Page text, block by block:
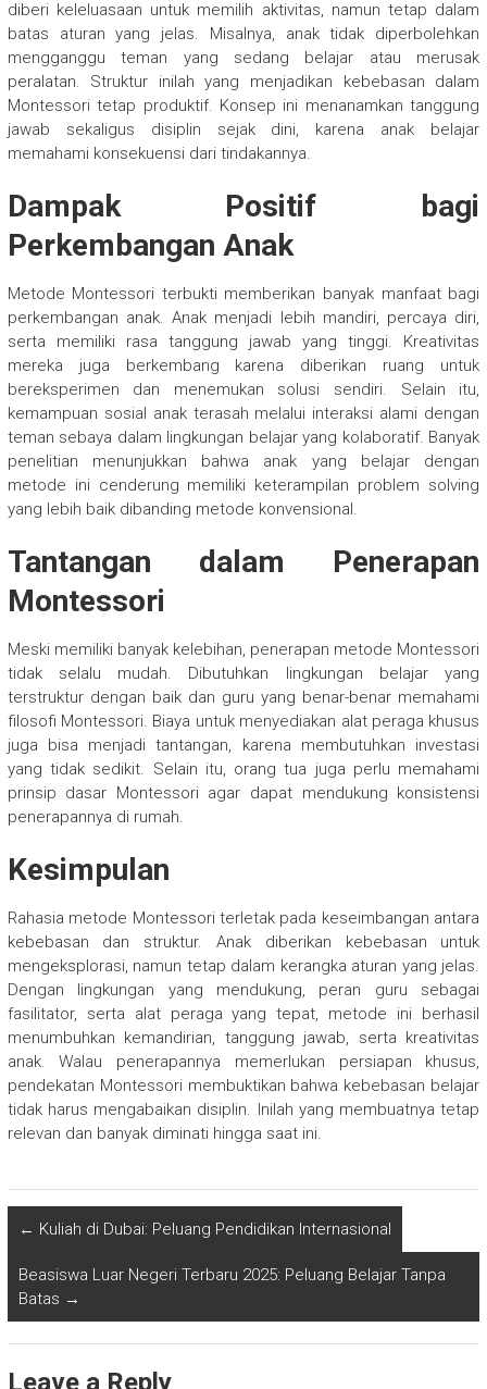
diberi keleluasaan untuk memilih aktivitas, namun tetap dalam
batas aturan yang jelas. Misalnya, anak tidak diperbolehkan
mengganggu teman yang sedang belajar atau merusak
peralatan. Struktur inilah yang menjadikan kebebasan dalam
Montessori tetap produktif. Konsep ini menanamkan tanggung
jawab sekaligus disiplin sejak dini, karena anak belajar
memahami konsekuensi dari tindakannya.
Dampak Positif bagi
Perkembangan Anak
Metode Montessori terbukti memberikan banyak manfaat bagi
perkembangan anak. Anak menjadi lebih mandiri, percaya diri,
serta memiliki rasa tanggung jawab yang tinggi. Kreativitas
mereka juga berkembang karena diberikan ruang untuk
bereksperimen dan menemukan solusi sendiri. Selain itu,
kemampuan sosial anak terasah melalui interaksi alami dengan
teman sebaya dalam lingkungan belajar yang kolaboratif. Banyak
penelitian menunjukkan bahwa anak yang belajar dengan
metode ini cenderung memiliki keterampilan problem solving
yang lebih baik dibanding metode konvensional.
Tantangan dalam Penerapan
Montessori
Meski memiliki banyak kelebihan, penerapan metode Montessori
tidak selalu mudah. Dibutuhkan lingkungan belajar yang
terstruktur dengan baik dan guru yang benar-benar memahami
filosofi Montessori. Biaya untuk menyediakan alat peraga khusus
juga bisa menjadi tantangan, karena membutuhkan investasi
yang tidak sedikit. Selain itu, orang tua juga perlu memahami
prinsip dasar Montessori agar dapat mendukung konsistensi
penerapannya di rumah.
Kesimpulan
Rahasia metode Montessori terletak pada keseimbangan antara
kebebasan dan struktur. Anak diberikan kebebasan untuk
mengeksplorasi, namun tetap dalam kerangka aturan yang jelas.
Dengan lingkungan yang mendukung, peran guru sebagai
fasilitator, serta alat peraga yang tepat, metode ini berhasil
menumbuhkan kemandirian, tanggung jawab, serta kreativitas
anak. Walau penerapannya memerlukan persiapan khusus,
pendekatan Montessori membuktikan bahwa kebebasan belajar
tidak harus mengabaikan disiplin. Inilah yang membuatnya tetap
relevan dan banyak diminati hingga saat ini.
← Kuliah di Dubai: Peluang Pendidikan Internasional
Beasiswa Luar Negeri Terbaru 2025: Peluang Belajar Tanpa
Batas →
Leave a Reply